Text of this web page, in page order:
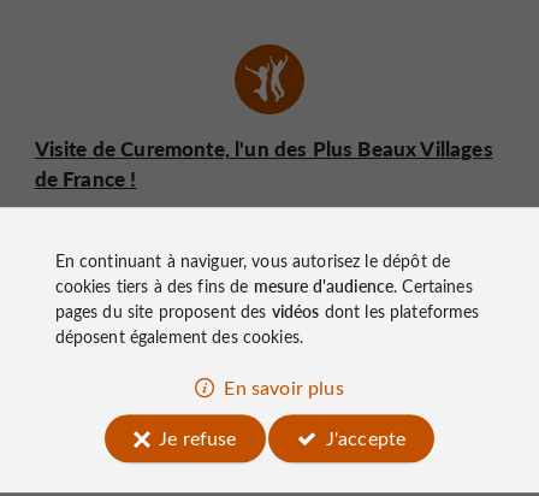
Visite de Curemonte, l'un des Plus Beaux Villages
de France !
Saint-Robert
et uneéglise romane du 12
perchés à 350 mètres d’altitude ! Par la suite, le
bourg s’étend autour.Un château et des
En continuant à naviguer, vous autorisez le dépôt de
cookies tiers à des fins de mesure d'audience. Certaines
pages du site proposent des vidéos dont les plateformes
déposent également des cookies.
En savoir plus
Je refuse
J'accepte